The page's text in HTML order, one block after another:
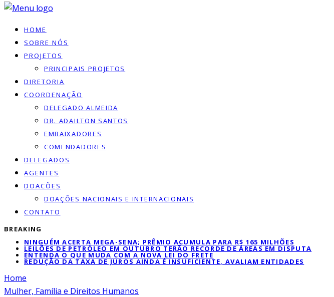
HOME
SOBRE NÓS
PROJETOS
PRINCIPAIS PROJETOS
DIRETORIA
COORDENAÇÃO
DELEGADO ALMEIDA
DR. ADAILTON SANTOS
EMBAIXADORES
COMENDADORES
DELEGADOS
AGENTES
DOACÕES
DOAÇÕES NACIONAIS E INTERNACIONAIS
CONTATO
BREAKING
NINGUÉM ACERTA MEGA-SENA; PRÊMIO ACUMULA PARA R$ 165 MILHÕES
LEILÕES DE PETRÓLEO EM OUTUBRO TERÃO RECORDE DE ÁREAS EM DISPUTA
ENTENDA O QUE MUDA COM A NOVA LEI DO FRETE
REDUÇÃO DA TAXA DE JUROS AINDA É INSUFICIENTE, AVALIAM ENTIDADES
Home
Mulher, Família e Direitos Humanos